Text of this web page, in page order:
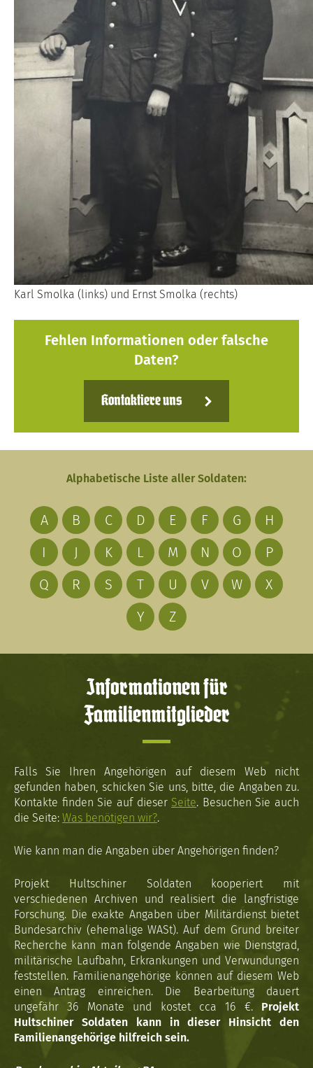
Karl Smolka (links) und Ernst Smolka (rechts)
Fehlen Informationen oder falsche
Daten?
Kontaktiere uns
Alphabetische Liste aller Soldaten:
A B C D E F G
H
I
J K L M N O
P
Q
R S T U V W
X
Y
Z
Informationen für
Familienmitglieder
Falls Sie Ihren Angehörigen auf diesem Web nicht
gefunden haben, schicken Sie uns, bitte, die Angaben zu.
Kontakte finden Sie auf dieser Seite. Besuchen Sie auch
die Seite: Was benötigen wir?.
Wie kann man die Angaben über Angehörigen finden?
Projekt Hultschiner Soldaten kooperiert mit
verschiedenen Archiven und realisiert die langfristige
Forschung. Die exakte Angaben über Militärdienst bietet
Bundesarchiv (ehemalige WASt). Auf dem Grund breiter
Recherche kann man folgende Angaben wie Dienstgrad,
militärische Laufbahn, Erkrankungen und Verwundungen
feststellen. Familienangehörige können auf diesem Web
einen Antrag einreichen. Die Bearbeitung dauert
ungefähr 36 Monate und kostet cca 16 €. Projekt
Hultschiner Soldaten kann in dieser Hinsicht den
Familienangehörige hilfreich sein.